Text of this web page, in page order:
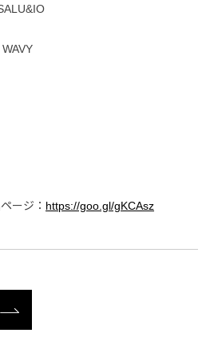
ージ： https://goo.gl/gKCAsz